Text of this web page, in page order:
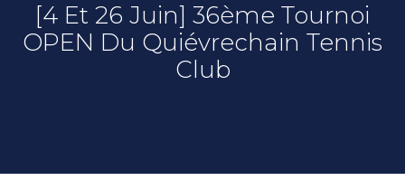
[4 Et 26 Juin] 36ème Tournoi
OPEN Du Quiévrechain Tennis
Club